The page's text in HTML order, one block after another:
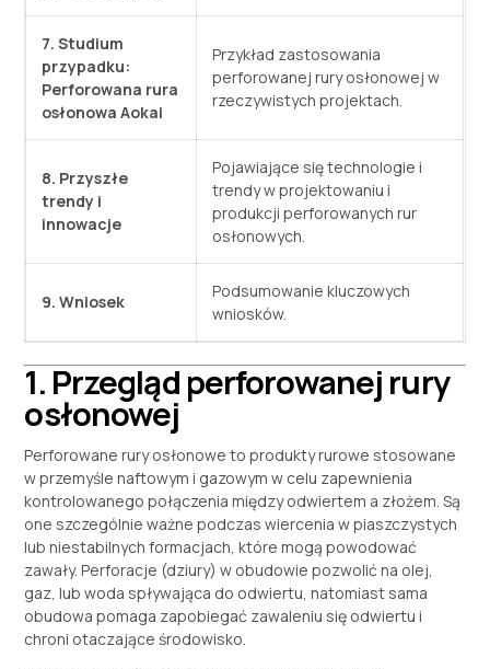
7. Studium
przypadku:
Perforowana rura
osłonowa Aokai
Przykład zastosowania
perforowanej rury osłonowej w
rzeczywistych projektach.
8. Przyszłe
trendy i
innowacje
Pojawiające się technologie i
trendy w projektowaniu i
produkcji perforowanych rur
osłonowych.
9. Wniosek
Podsumowanie kluczowych
wniosków.
1. Przegląd perforowanej rury
osłonowej
Perforowane rury osłonowe to produkty rurowe stosowane
w przemyśle naftowym i gazowym w celu zapewnienia
kontrolowanego połączenia między odwiertem a złożem. Są
one szczególnie ważne podczas wiercenia w piaszczystych
lub niestabilnych formacjach, które mogą powodować
zawały. Perforacje (dziury) w obudowie pozwolić na olej,
gaz, lub woda spływająca do odwiertu, natomiast sama
obudowa pomaga zapobiegać zawaleniu się odwiertu i
chroni otaczające środowisko.